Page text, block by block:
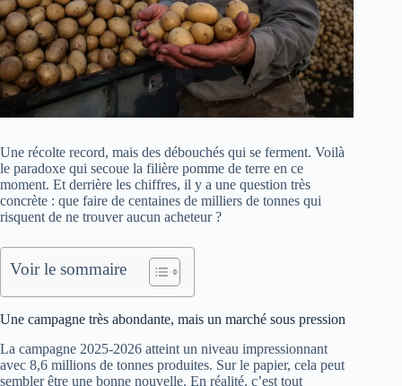
Une récolte record, mais des débouchés qui se ferment. Voilà
le paradoxe qui secoue la filière pomme de terre en ce
moment. Et derrière les chiffres, il y a une question très
concrète : que faire de centaines de milliers de tonnes qui
risquent de ne trouver aucun acheteur ?
Voir le sommaire
Une campagne très abondante, mais un marché sous pression
La campagne 2025-2026 atteint un niveau impressionnant
avec 8,6 millions de tonnes produites. Sur le papier, cela peut
sembler être une bonne nouvelle. En réalité, c’est tout